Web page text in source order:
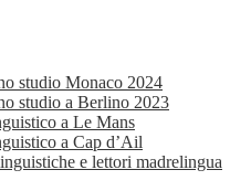
studio Monaco 2024
studio a Berlino 2023
a Le Mans
a Cap d’Ail
e lettori madrelingua